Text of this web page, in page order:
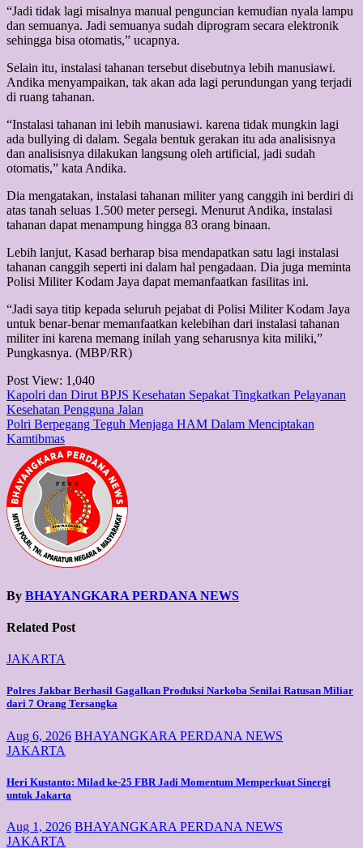
“Jadi tidak lagi misalnya manual penguncian kemudian nyala lampu
dan semuanya. Jadi semuanya sudah diprogram secara elektronik
sehingga bisa otomatis,” ucapnya.
Selain itu, instalasi tahanan tersebut disebutnya lebih manusiawi.
Andika menyampaikan, tak akan ada lagi perundungan yang terjadi
di ruang tahanan.
“Instalasi tahanan ini lebih manusiawi. karena tidak mungkin lagi
ada bullying di dalam. Segala bentuk gerakan itu ada analisisnya
dan analisisnya dilakukan langsung oleh artificial, jadi sudah
otomatis,” kata Andika.
Dia mengatakan, instalasi tahanan militer yang canggih ini berdiri di
atas tanah seluas 1.500 meter persegi. Menurut Andika, instalasi
tahanan dapat menampung hingga 83 orang binaan.
Lebih lanjut, Kasad berharap bisa mendapatkan satu lagi instalasi
tahanan canggih seperti ini dalam hal pengadaan. Dia juga meminta
Polisi Militer Kodam Jaya dapat memanfaatkan fasilitas ini.
“Jadi saya titip kepada seluruh pejabat di Polisi Militer Kodam Jaya
untuk benar-benar memanfaatkan kelebihan dari instalasi tahanan
militer ini karena memang inilah yang seharusnya kita miliki,”
Pungkasnya. (MBP/RR)
Post View: 1,040
Post
navigation
Kapolri dan Dirut BPJS Kesehatan Sepakat Tingkatkan Pelayanan
Kesehatan Pengguna Jalan
Polri Berpegang Teguh Menjaga HAM Dalam Menciptakan
Kamtibmas
By BHAYANGKARA PERDANA NEWS
Related Post
JAKARTA
Polres Jakbar Berhasil Gagalkan Produksi Narkoba Senilai Ratusan Miliar
dari 7 Orang Tersangka
Aug 6, 2026 BHAYANGKARA PERDANA NEWS
JAKARTA
Heri Kustanto: Milad ke-25 FBR Jadi Momentum Memperkuat Sinergi
untuk Jakarta
Aug 1, 2026 BHAYANGKARA PERDANA NEWS
JAKARTA